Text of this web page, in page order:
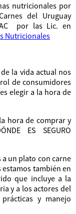
nutricionales por
del Uruguay
por las Lic. en
Nutricionales
la vida actual nos
de consumidores
elegir a la hora de
hora de comprar y
ES SEGURO
un plato con carne
también en
que incluye a la
y a los actores del
y manejo